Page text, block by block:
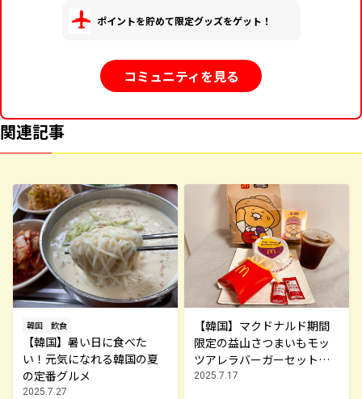
ポイントを貯めて限定グッズをゲット！
コミュニティを見る
関連記事
韓国 飲食
【韓国】暑い日に食べた
い！元気になれる韓国の夏
の定番グルメ
2025.7.27
【韓国】マクドナルド期間
限定の益山さつまいもモッ
ツアレラバーガーセットを
ゲット
2025.7.17